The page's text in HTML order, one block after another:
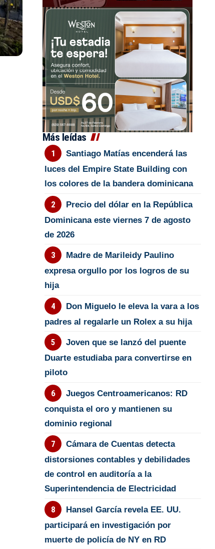
Más leídas
Santiago Matías encenderá las
luces del Empire State Building con
los colores de la bandera dominicana
Precio del dólar en la República
Dominicana este viernes 7 de agosto
de 2026
Madre de Marileidy Paulino
expresa orgullo por los logros de su
hija
Don Miguelo le eleva la vara a los
padres al regalarle un Rolex a su hija
Joven que se lanzó del puente
Duarte estudiaba para convertirse en
piloto
Juegos Centroamericanos: RD
conquista el oro y mantienen su
dominio regional
Cámara de Cuentas detecta
distorsiones contables y debilidades
de control en auditoría a la
Superintendencia de Electricidad
Hansel García revela EE. UU.
participará en investigación por
muerte de policía de NY en RD